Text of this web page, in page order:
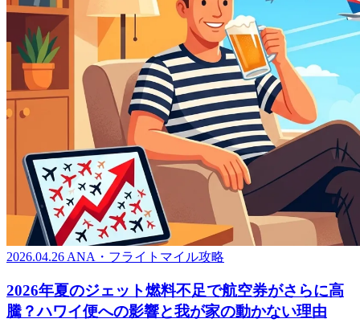
2026.04.26 ANA・フライトマイル攻略
2026年夏のジェット燃料不足で航空券がさらに高
騰？ハワイ便への影響と我が家の動かない理由